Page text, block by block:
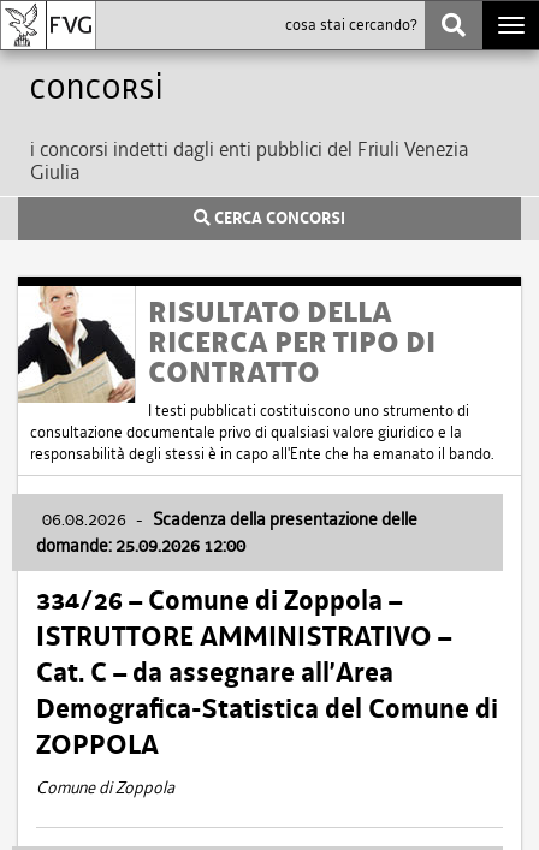
Concorsi
i concorsi indetti dagli enti pubblici del Friuli Venezia
Giulia
CERCA CONCORSI
RISULTATO DELLA
RICERCA PER TIPO DI
CONTRATTO
I testi pubblicati costituiscono uno strumento di
consultazione documentale privo di qualsiasi valore giuridico e la
responsabilità degli stessi è in capo all'Ente che ha emanato il bando.
06.08.2026 - Scadenza della presentazione delle
domande: 25.09.2026 12:00
334/26 – Comune di Zoppola –
ISTRUTTORE AMMINISTRATIVO –
Cat. C – da assegnare all’Area
Demografica-Statistica del Comune di
ZOPPOLA
Comune di Zoppola